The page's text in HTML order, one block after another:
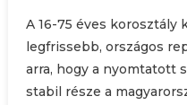
A 16-75 éves korosztály
legfrissebb, országos
arra, hogy a nyomtatott
stabil része a